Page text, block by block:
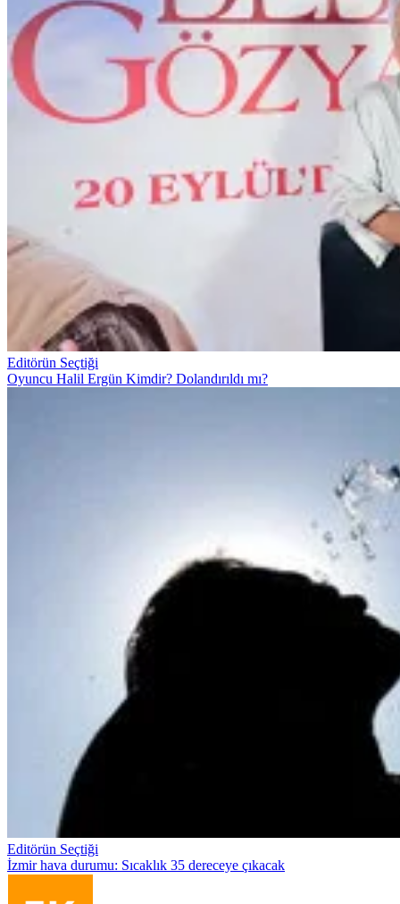
Editörün Seçtiği
Oyuncu Halil Ergün Kimdir? Dolandırıldı mı?
Editörün Seçtiği
İzmir hava durumu: Sıcaklık 35 dereceye çıkacak